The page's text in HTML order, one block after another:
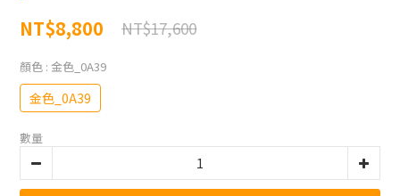
NT$8,800 NT$17,600
顏色 : 金色_0A39
金色_0A39
數量